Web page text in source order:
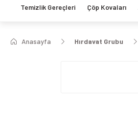
Temizlik Gereçleri Çöp Kovaları
Anasayfa Hırdavat Grubu